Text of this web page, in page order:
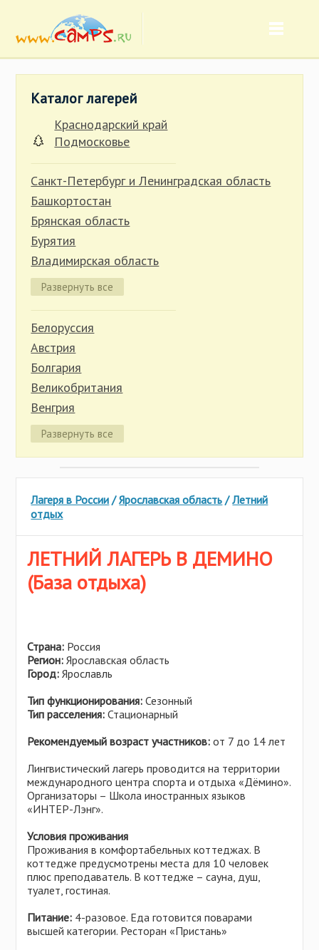
Каталог лагерей
Краснодарский край
Подмосковье
Санкт-Петербург и Ленинградская область
Башкортостан
Брянская область
Бурятия
Владимирская область
Волгоградская область
Вологодская область
Иркутская область
Калининградская область
Калужская область
Карелия
Кировская область
Костромская область
Красноярский край
Крым
Липецкая область
Марий Эл
Нижегородская область
Новгородская область
Пермский край
Псковская область
Самарская область
Свердловская область
Смоленская область
Татарстан
Тверская область
Ульяновская область
Хабаровский край
Челябинская область
Ярославская область
Развернуть все
Белоруссия
Австрия
Болгария
Великобритания
Венгрия
Германия
Греция
Италия
Китай
Латвия
Литва
Польша
Сербия
Словакия
Тунис
Турция
Украина
Финляндия
Черногория
Чехия
Швейцария
Развернуть все
Лагеря в России /Ярославская область /Летний
отдых
ЛЕТНИЙ ЛАГЕРЬ В ДЕМИНО
(База отдыха)
Страна: Россия
Регион: Ярославская область
Город: Ярославль
Тип функционирования: Сезонный
Тип расселения: Стационарный
Рекомендуемый возраст участников: от 7 до 14 лет
Лингвистический лагерь проводится на территории
международного центра спорта и отдыха «Дёмино».
Организаторы – Школа иностранных языков
«ИНТЕР-Лэнг».
Условия проживания
Проживания в комфортабельных коттеджах. В
коттедже предусмотрены места для 10 человек
плюс преподаватель. В коттедже – сауна, душ,
туалет, гостиная.
Питание: 4-разовое. Еда готовится поварами
высшей категории. Ресторан «Пристань»